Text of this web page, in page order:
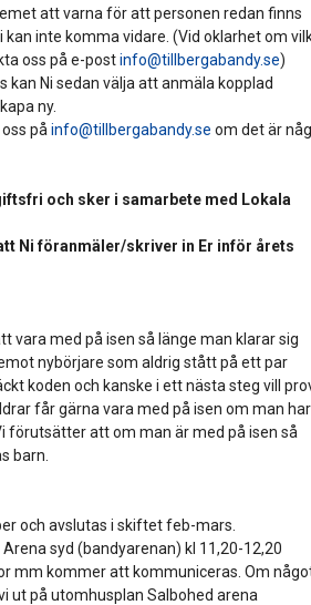
att varna för att personen redan finns
inte komma vidare. (Vid oklarhet om
oss på e-postinfo@tillbergabandy.se)
kan Ni sedan välja att anmäla kopplad
ny.
oss påinfo@tillbergabandy.se om det är
och sker i samarbete med Lokala
Ni föranmäler/skriver in Er inför årets
vara med på isen så länge man klarar sig
nybörjare som aldrig stått på ett par
koden och kanske i ett nästa steg vill
får gärna vara med på isen om man har
förutsätter att om man är med på isen så
barn.
och avslutas i skiftet feb-mars.
syd (bandyarenan) kl 11,20-12,20
mm kommer att kommuniceras. Om
ut på utomhusplan Salbohed arena